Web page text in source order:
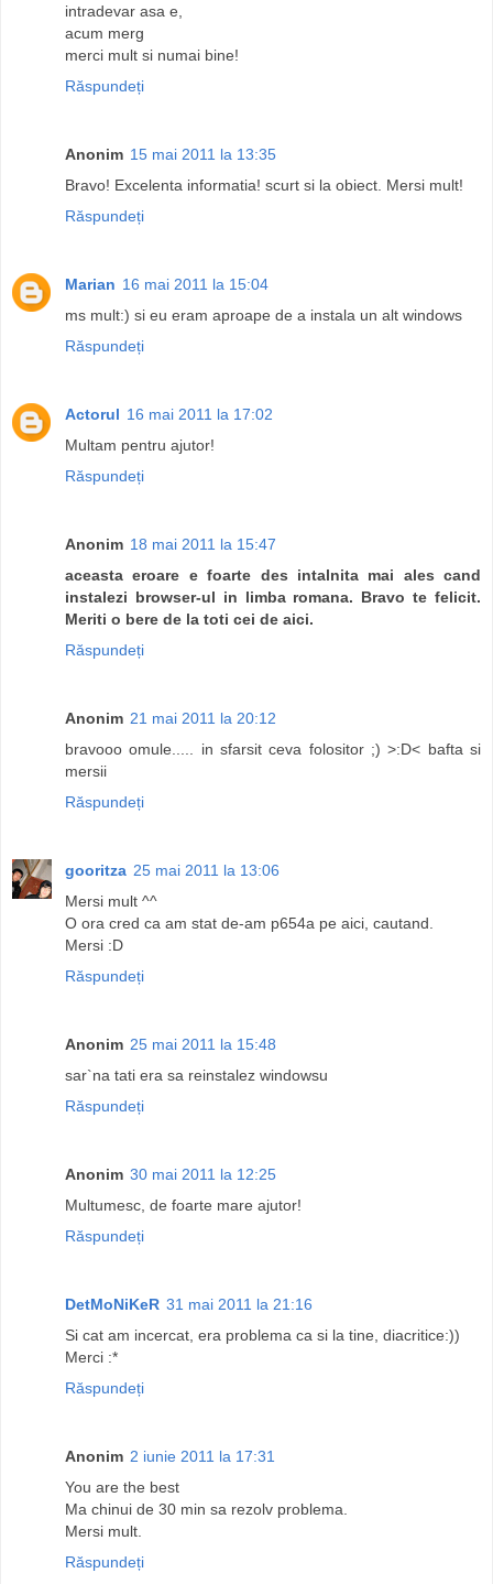
intradevar asa e,
acum merg
merci mult si numai bine!
Răspundeți
Anonim 15 mai 2011 la 13:35
Bravo! Excelenta informatia! scurt si la obiect. Mersi mult!
Răspundeți
Marian 16 mai 2011 la 15:04
ms mult:) si eu eram aproape de a instala un alt windows
Răspundeți
Actorul 16 mai 2011 la 17:02
Multam pentru ajutor!
Răspundeți
Anonim 18 mai 2011 la 15:47
aceasta eroare e foarte des intalnita mai ales cand
instalezi browser-ul in limba romana. Bravo te felicit.
Meriti o bere de la toti cei de aici.
Răspundeți
Anonim 21 mai 2011 la 20:12
bravooo omule..... in sfarsit ceva folositor ;) >:D< bafta si
mersii
Răspundeți
gooritza 25 mai 2011 la 13:06
Mersi mult ^^
O ora cred ca am stat de-am p654a pe aici, cautand.
Mersi :D
Răspundeți
Anonim 25 mai 2011 la 15:48
sar`na tati era sa reinstalez windowsu
Răspundeți
Anonim 30 mai 2011 la 12:25
Multumesc, de foarte mare ajutor!
Răspundeți
DetMoNiKeR 31 mai 2011 la 21:16
Si cat am incercat, era problema ca si la tine, diacritice:))
Merci :*
Răspundeți
Anonim 2 iunie 2011 la 17:31
You are the best
Ma chinui de 30 min sa rezolv problema.
Mersi mult.
Răspundeți